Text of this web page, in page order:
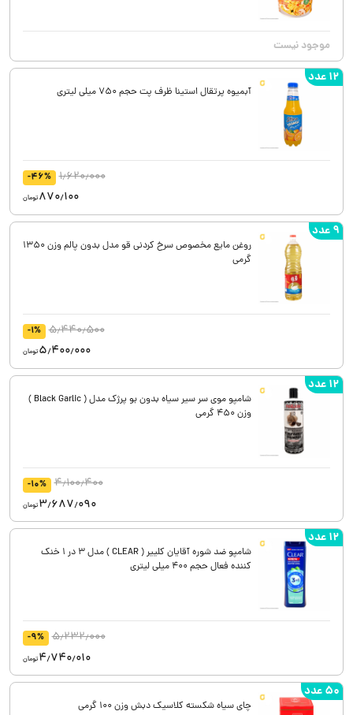
موجود نیست
آبمیوه پرتقال استینا ظرف پت حجم 750 میلی لیتری
1٫620٫000 -46%
870٫100تومان
12 عدد
روغن مایع مخصوص سرخ کردنی قو مدل بدون پالم وزن 1350
گرمی
5٫440٫500 -1%
5٫400٫000تومان
9 عدد
شامپو موی سر سیر سیاه بدون بو پرژک مدل ( Black Garlic )
وزن 450 گرمی
4٫100٫400 -10%
3٫687٫090تومان
12 عدد
شامپو ضد شوره آقایان کلییر ( CLEAR ) مدل 3 در 1 خنک
کننده فعال حجم 400 میلی لیتری
5٫232٫000 -9%
4٫740٫010تومان
12 عدد
چای سیاه شکسته کلاسیک دبش وزن 100 گرمی
50 عدد